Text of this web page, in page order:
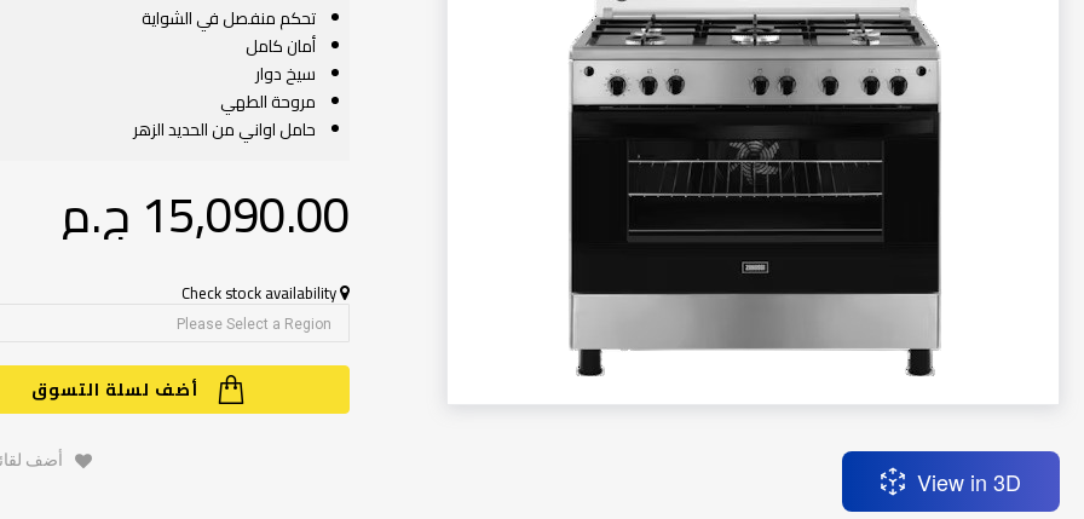
تخطي
بداية
معرض
الصور
View in 3D
تحكم منفصل في الشواية
أمان كامل
سيخ دوار
مروحة الطهي
حامل اواني من الحديد الزهر
15,090.00 ج.م‏
Check stock availability
أضف لسلة التسوق
أضف